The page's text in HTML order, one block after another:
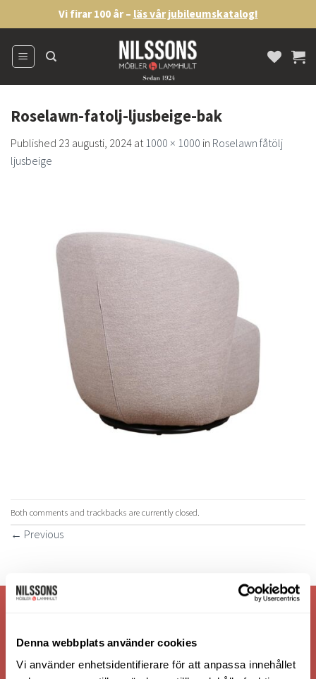
Denna webbplats använder cookies
Vi använder enhetsidentifierare för att anpassa innehållet
to
content
Vi firar 100 år – läs vår jubileumskatalog!
Roselawn-fatolj-ljusbeige-bak
Published 23 augusti, 2024 at1000 × 1000 in Roselawn fåtölj
ljusbeige
Both comments and trackbacks are currently closed.
← Previous